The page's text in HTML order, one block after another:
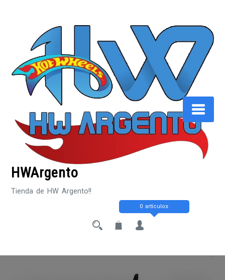
HWArgento
Tienda de HW Argento!!
0 artículos